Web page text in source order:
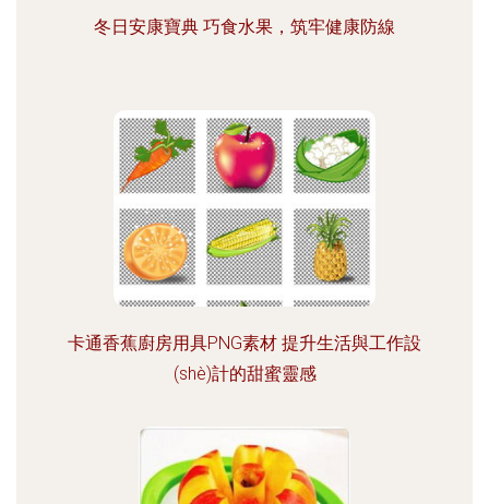
冬日安康寶典 巧食水果，筑牢健康防線
卡通香蕉廚房用具PNG素材 提升生活與工作設
(shè)計的甜蜜靈感